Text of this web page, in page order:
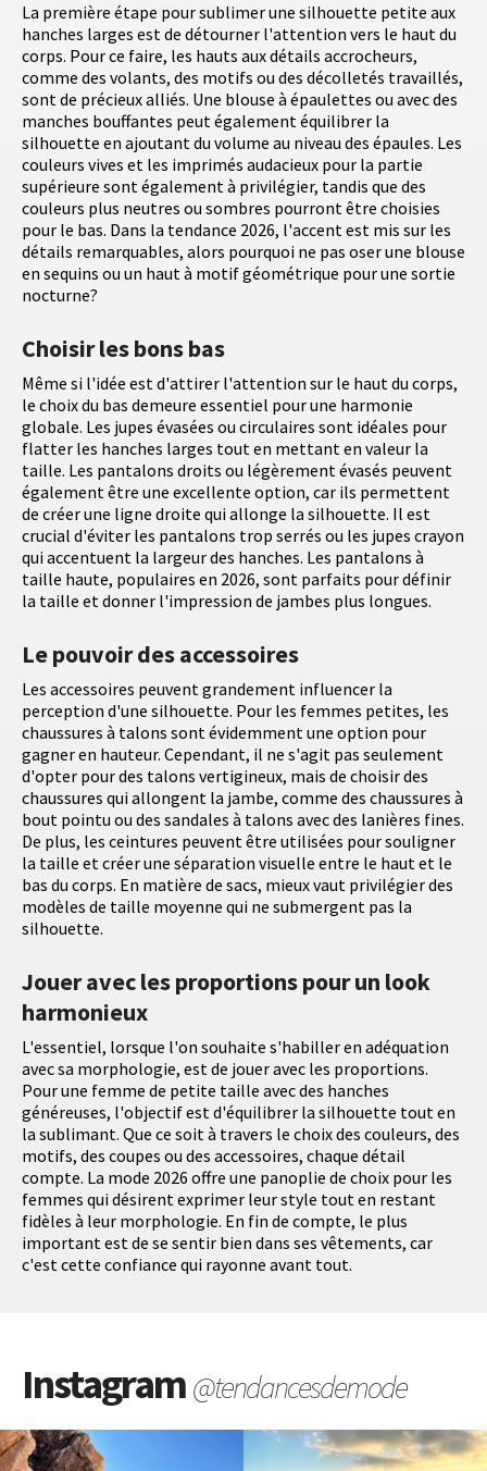
La première étape pour sublimer une silhouette petite aux
hanches larges est de détourner l'attention vers le haut du
corps. Pour ce faire, les hauts aux détails accrocheurs,
comme des volants, des motifs ou des décolletés travaillés,
sont de précieux alliés. Une blouse à épaulettes ou avec des
manches bouffantes peut également équilibrer la
silhouette en ajoutant du volume au niveau des épaules. Les
couleurs vives et les imprimés audacieux pour la partie
supérieure sont également à privilégier, tandis que des
couleurs plus neutres ou sombres pourront être choisies
pour le bas. Dans la tendance 2026, l'accent est mis sur les
détails remarquables, alors pourquoi ne pas oser une blouse
en sequins ou un haut à motif géométrique pour une sortie
nocturne?
Choisir les bons bas
Même si l'idée est d'attirer l'attention sur le haut du corps,
le choix du bas demeure essentiel pour une harmonie
globale. Les jupes évasées ou circulaires sont idéales pour
flatter les hanches larges tout en mettant en valeur la
taille. Les pantalons droits ou légèrement évasés peuvent
également être une excellente option, car ils permettent
de créer une ligne droite qui allonge la silhouette. Il est
crucial d'éviter les pantalons trop serrés ou les jupes crayon
qui accentuent la largeur des hanches. Les pantalons à
taille haute, populaires en 2026, sont parfaits pour définir
la taille et donner l'impression de jambes plus longues.
Le pouvoir des accessoires
Les accessoires peuvent grandement influencer la
perception d'une silhouette. Pour les femmes petites, les
chaussures à talons sont évidemment une option pour
gagner en hauteur. Cependant, il ne s'agit pas seulement
d'opter pour des talons vertigineux, mais de choisir des
chaussures qui allongent la jambe, comme des chaussures à
bout pointu ou des sandales à talons avec des lanières fines.
De plus, les ceintures peuvent être utilisées pour souligner
la taille et créer une séparation visuelle entre le haut et le
bas du corps. En matière de sacs, mieux vaut privilégier des
modèles de taille moyenne qui ne submergent pas la
silhouette.
Jouer avec les proportions pour un look
harmonieux
L'essentiel, lorsque l'on souhaite s'habiller en adéquation
avec sa morphologie, est de jouer avec les proportions.
Pour une femme de petite taille avec des hanches
généreuses, l'objectif est d'équilibrer la silhouette tout en
la sublimant. Que ce soit à travers le choix des couleurs, des
motifs, des coupes ou des accessoires, chaque détail
compte. La mode 2026 offre une panoplie de choix pour les
femmes qui désirent exprimer leur style tout en restant
fidèles à leur morphologie. En fin de compte, le plus
important est de se sentir bien dans ses vêtements, car
c'est cette confiance qui rayonne avant tout.
Instagram@tendancesdemode